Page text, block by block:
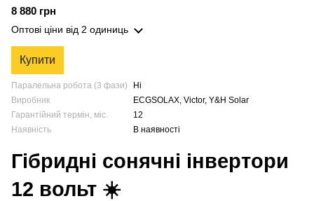
ANTPower
8 880 грн
Оптові ціни від 2 одиниць
Купити
Паралельна робота (3 фази)
Ні
Виробник
ECGSOLAX, Victor, Y&H Solar
Гарантійний термін, міс.
12
Наявність
В наявності
Гібридні сонячні інвертори
12 вольт ☀️